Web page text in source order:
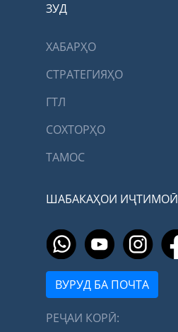
ЗУД
ХАБАРҲО
СТРАТЕГИЯҲО
ГТЛ
СОХТОРҲО
ТАМОС
ШАБАКАҲОИ ИҶТИМОӢ
ВУРУД БА ПОЧТА
РЕҶАИ КОРӢ: